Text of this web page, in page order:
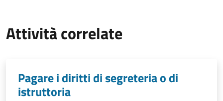
Attività correlate
Pagare i diritti di segreteria o di
istruttoria